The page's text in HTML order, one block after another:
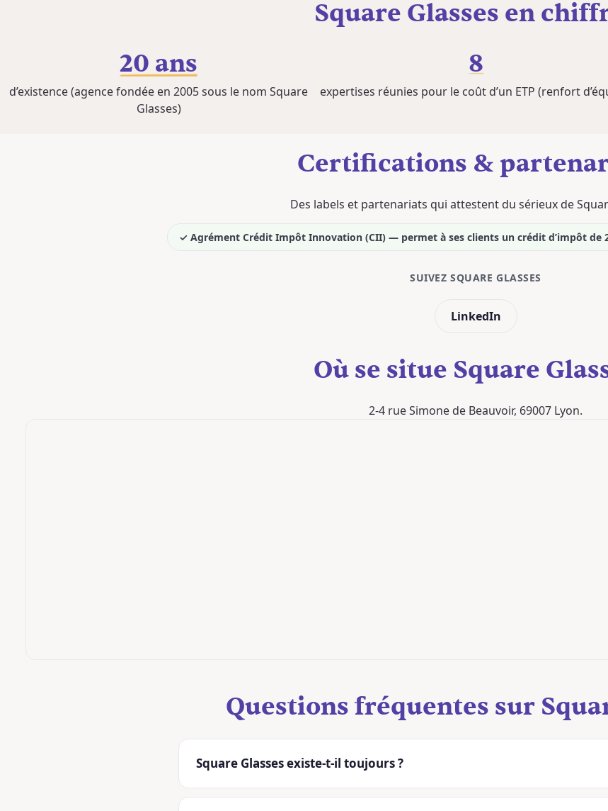
Square Glasses en
20 ans
d’existence (agence fondée en 2005 sous le nom Square
Glasses)
8
expertises réunies pour le coût d’un ETP (renfort
Certifications &
Des labels et partenariats qui attestent du sérieux de
✓ Agrément Crédit Impôt Innovation (CII) — permet à ses clients un crédit d’impôt de
SUIVEZ SQUARE GLASSES
LinkedIn
Où se situe Square
2-4 rue Simone de Beauvoir, 69007 Lyon.
Questions fréquentes sur
Square Glasses existe-t-il toujours ?